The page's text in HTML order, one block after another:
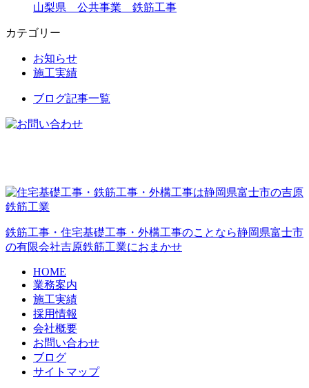
山梨県 公共事業 鉄筋工事
カテゴリー
お知らせ
施工実績
ブログ記事一覧
鉄筋工事・住宅基礎工事・外構工事のことなら静岡県富士市
の有限会社吉原鉄筋工業におまかせ
HOME
業務案内
施工実績
採用情報
会社概要
お問い合わせ
ブログ
サイトマップ